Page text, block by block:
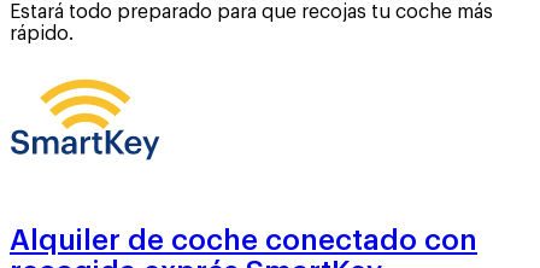
Estará todo preparado para que recojas tu coche más
rápido.
Alquiler de coche conectado con